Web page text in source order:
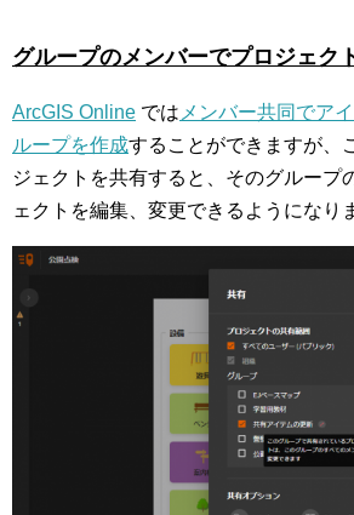
グループのメンバーでプロジェク
ArcGIS Online では メンバー共同でア
ループを作成することができますが、
ジェクトを共有すると、そのグループ
ェクトを編集、変更できるようになり